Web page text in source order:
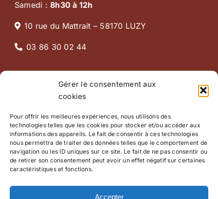
Gérer le consentement aux
cookies
Pour offrir les meilleures expériences, nous utilisons des
technologies telles que les cookies pour stocker et/ou accéder aux
informations des appareils. Le fait de consentir à ces technologies
nous permettra de traiter des données telles que le comportement de
navigation ou les ID uniques sur ce site. Le fait de ne pas consentir ou
de retirer son consentement peut avoir un effet négatif sur certaines
caractéristiques et fonctions.
Accepter
Samedi :8h30 à 12h
10 rue du Mattrait – 58170 LUZY
03 86 30 02 44
En un clic
URGENCES
SERVICES CANINS / FÉLINS
SERVICES RURAUX